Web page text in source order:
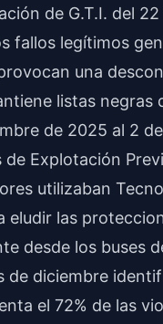
de G.T.I. del
fallos legítimos
una
listas negras
de 2025 al 2
de Explotación
utilizaban
eludir las
desde los buses
de diciembre
el 72% de las